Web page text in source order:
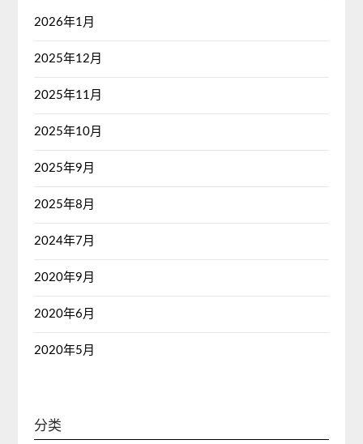
2026年1月
2025年12月
2025年11月
2025年10月
2025年9月
2025年8月
2024年7月
2020年9月
2020年6月
2020年5月
分类